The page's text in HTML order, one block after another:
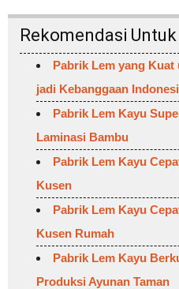
Rekomendasi
Pabrik Lem yang
jadi Kebanggaan
Pabrik Lem Kayu
Laminasi Bambu
Pabrik Lem Kayu
Kusen
Pabrik Lem Kayu
Kusen Rumah
Pabrik Lem Kayu
Produksi Ayunan Taman